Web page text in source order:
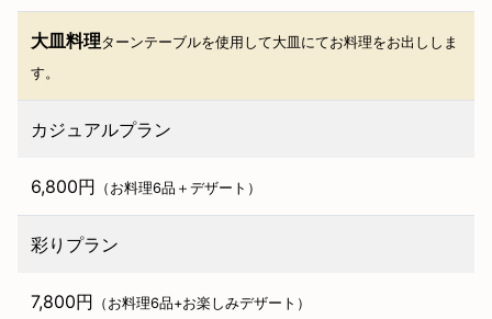
大皿料理ターンテーブルを使用して大皿にてお料理をお出ししま
す。
カジュアルプラン
6,800円 （お料理6品＋デザート）
彩りプラン
7,800円 （お料理6品+お楽しみデザート）